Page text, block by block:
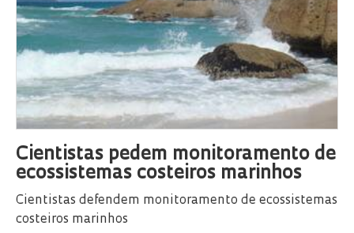
Cientistas pedem monitoramento de
ecossistemas costeiros marinhos
Cientistas defendem monitoramento de ecossistemas
costeiros marinhos